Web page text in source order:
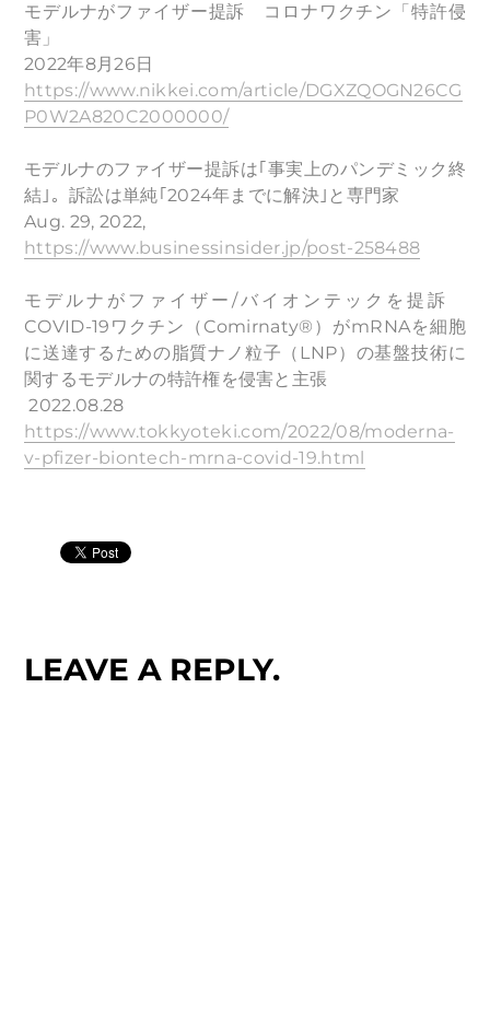
モデルナがファイザー提訴 コロナワクチン「特許侵
害」
2022年8月26日
https://www.nikkei.com/article/DGXZQOGN26CG
P0W2A820C2000000/
モデルナのファイザー提訴は｢事実上のパンデミック終
結｣。訴訟は単純｢2024年までに解決｣と専門家
Aug. 29, 2022,
https://www.businessinsider.jp/post-258488
モデルナがファイザー/バイオンテックを提訴
COVID-19ワクチン（Comirnaty®）がmRNAを細胞
に送達するための脂質ナノ粒子（LNP）の基盤技術に
関するモデルナの特許権を侵害と主張
2022.08.28
https://www.tokkyoteki.com/2022/08/moderna-
v-pfizer-biontech-mrna-covid-19.html
LEAVE A REPLY.